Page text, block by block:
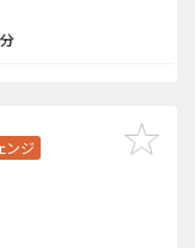
ンジ